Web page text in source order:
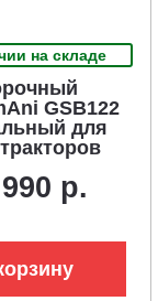
на складе
GSB122
для
рамар.